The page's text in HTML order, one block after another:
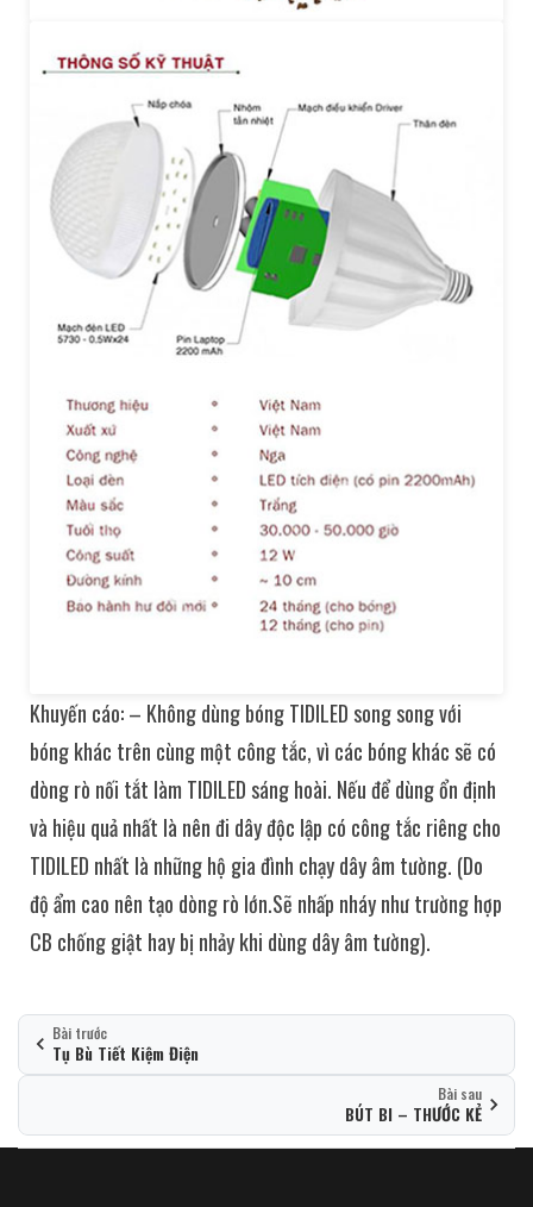
Khuyến cáo: – Không dùng bóng TIDILED song song với
bóng khác trên cùng một công tắc, vì các bóng khác sẽ có
dòng rò nối tắt làm TIDILED sáng hoài. Nếu để dùng ổn định
và hiệu quả nhất là nên đi dây độc lập có công tắc riêng cho
TIDILED nhất là những hộ gia đình chạy dây âm tường. (Do
độ ẩm cao nên tạo dòng rò lớn.Sẽ nhấp nháy như trường hợp
CB chống giật hay bị nhảy khi dùng dây âm tường).
Bài trước
Tụ Bù Tiết Kiệm Điện
Bài sau
BÚT BI – THƯỚC KẺ